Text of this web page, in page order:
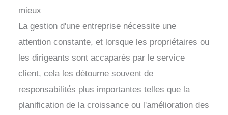
mieux
La gestion d'une entreprise nécessite une
attention constante, et lorsque les propriétaires ou
les dirigeants sont accaparés par le service
client, cela les détourne souvent de
responsabilités plus importantes telles que la
planification de la croissance ou l'amélioration des